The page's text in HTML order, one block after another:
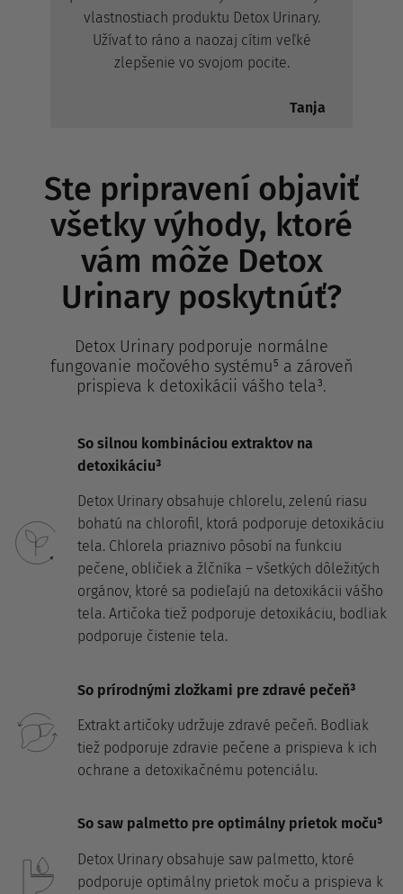
vlastnostiach produktu Detox Urinary.
Užívať to ráno a naozaj cítim veľké
zlepšenie vo svojom pocite.
Tanja
Ste pripravení objaviť
všetky výhody, ktoré
vám môže Detox
Urinary poskytnúť?
Detox Urinary podporuje normálne
fungovanie močového systému⁵ a zároveň
prispieva k detoxikácii vášho tela³.
So silnou kombináciou extraktov na
detoxikáciu³
Detox Urinary obsahuje chlorelu, zelenú riasu
bohatú na chlorofil, ktorá podporuje detoxikáciu
tela. Chlorela priaznivo pôsobí na funkciu
pečene, obličiek a žlčníka – všetkých dôležitých
orgánov, ktoré sa podieľajú na detoxikácii vášho
tela. Artičoka tiež podporuje detoxikáciu, bodliak
podporuje čistenie tela.
So prírodnými zložkami pre zdravé pečeň³
Extrakt artičoky udržuje zdravé pečeň. Bodliak
tiež podporuje zdravie pečene a prispieva k ich
ochrane a detoxikačnému potenciálu.
So saw palmetto pre optimálny prietok moču⁵
Detox Urinary obsahuje saw palmetto, ktoré
podporuje optimálny prietok moču a prispieva k